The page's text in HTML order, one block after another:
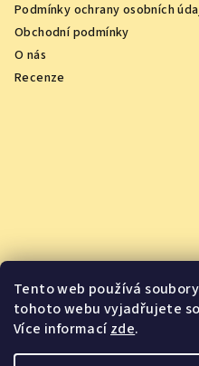
Tento web používá
tohoto webu vyjadřujete
Více informacízde.
Podmínky ochrany osobních
Obchodní podmínky
O nás
Recenze